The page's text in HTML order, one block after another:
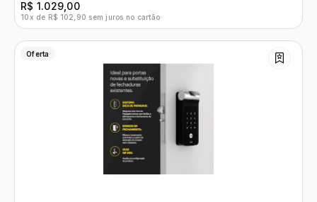
R$ 1.029,00
10x de R$ 102,90 sem juros no cartão
Oferta